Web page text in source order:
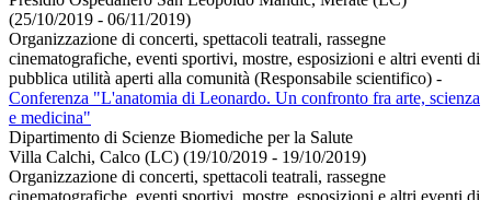
(25/10/2019 - 06/11/2019)
Organizzazione di concerti, spettacoli teatrali, rassegne
cinematografiche, eventi sportivi, mostre, esposizioni e altri eventi di
pubblica utilità aperti alla comunità (Responsabile scientifico) -
Conferenza "L'anatomia di Leonardo. Un confronto fra arte, scienza
e medicina"
Dipartimento di Scienze Biomediche per la Salute
Villa Calchi, Calco (LC) (19/10/2019 - 19/10/2019)
Organizzazione di concerti, spettacoli teatrali, rassegne